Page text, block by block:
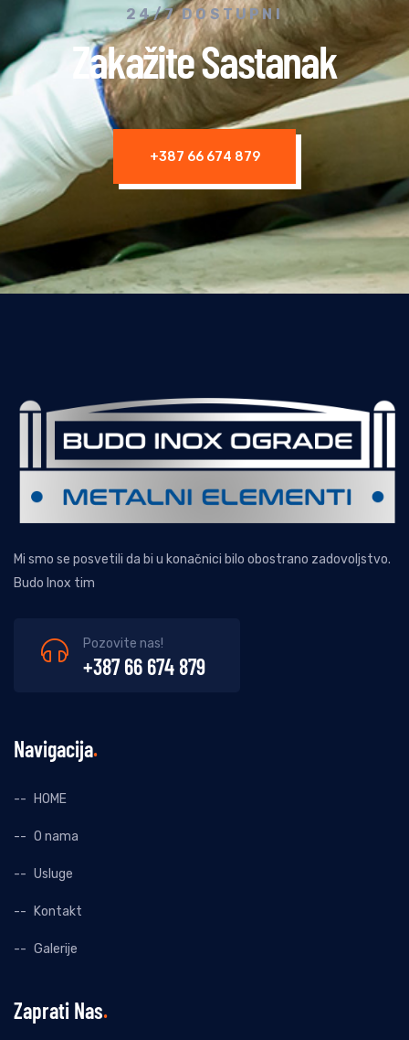
24/7 DOSTUPNI
Zakažite Sastanak
+387 66 674 879
Mi smo se posvetili da bi u konačnici bilo obostrano zadovoljstvo.
Budo Inox tim
Pozovite nas!
+387 66 674 879
Navigacija
HOME
O nama
Usluge
Kontakt
Galerije
Zaprati Nas